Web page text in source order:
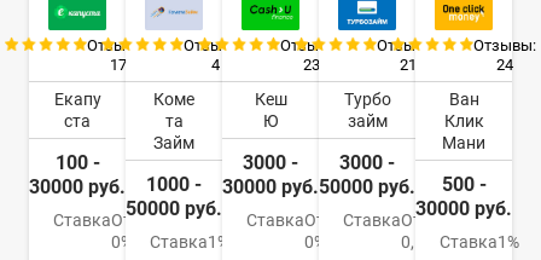
Отзывы:
17
Екапу
ста
100 -
30000 руб.
СтавкаОт
0%
Отзывы:
4
Коме
та
Займ
1000 -
50000 руб.
Ставка1%
Отзывы:
23
Кеш
Ю
3000 -
30000 руб.
СтавкаОт
0%
Отзывы:
21
Турбо
займ
3000 -
50000 руб.
СтавкаОт
0,5%
Отзывы:
24
Ван
Клик
Мани
500 -
30000 руб.
Ставка1%